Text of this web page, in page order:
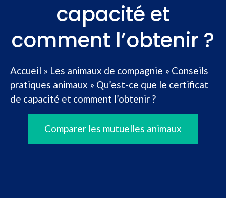
capacité et
comment l’obtenir ?
Accueil » Les animaux de compagnie » Conseils
pratiques animaux » Qu’est-ce que le certificat
de capacité et comment l’obtenir ?
Comparer les mutuelles animaux